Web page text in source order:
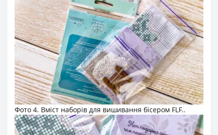
Фото 4. Вміст наборів для вишивання бісером FLF..